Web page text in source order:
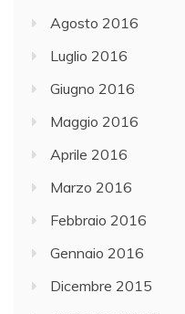
Agosto 2016
Luglio 2016
Giugno 2016
Maggio 2016
Aprile 2016
Marzo 2016
Febbraio 2016
Gennaio 2016
Dicembre 2015